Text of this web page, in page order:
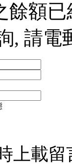
餘額
, 請電
上載